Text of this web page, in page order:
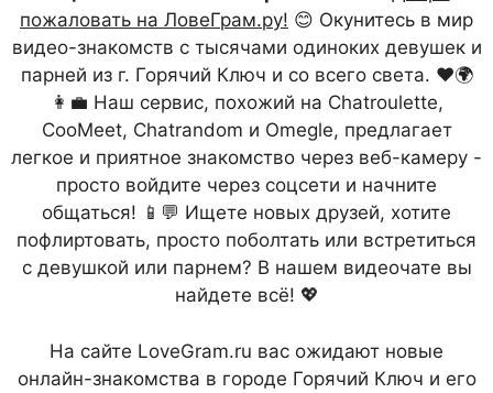
пожаловать на ЛовеГрам.ру! 😊 Окунитесь в мир
видео-знакомств с тысячами одиноких девушек и
парней из г. Горячий Ключ и со всего света. ❤️🌍
👩‍💼 Наш сервис, похожий на Chatroulette,
CooMeet, Chatrandom и Omegle, предлагает
легкое и приятное знакомство через веб-камеру -
просто войдите через соцсети и начните
общаться! 📱💬 Ищете новых друзей, хотите
пофлиртовать, просто поболтать или встретиться
с девушкой или парнем? В нашем видеочате вы
найдете всё! 💖
На сайте LoveGram.ru вас ожидают новые
онлайн-знакомства в городе Горячий Ключ и его